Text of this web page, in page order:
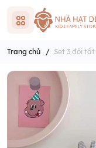
Trang chủ / Set 3 đôi